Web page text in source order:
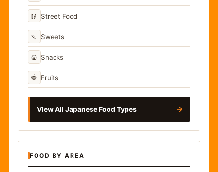
🥢 Street Food
🍡 Sweets
🍘 Snacks
🍓 Fruits
View All Japanese Food Types →
FOOD BY AREA